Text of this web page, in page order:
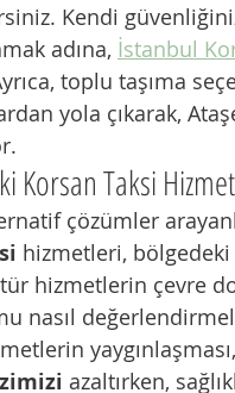
Kendi
adına, İstanbul
toplu taşıma
yola çıkarak,
Korsan Taksi
çözümler
hizmetleri,
hizmetlerin çevre
nasıl
azaltırken,